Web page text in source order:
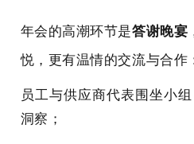
年会的高潮环节是答谢晚宴
悦，更有温情的交流与合作
员工与供应商代表围坐小
洞察；